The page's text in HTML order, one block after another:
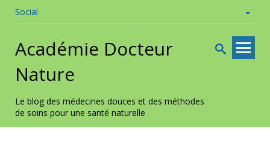
Social
Académie Docteur
Nature
Le blog des médecines douces et des méthodes
de soins pour une santé naturelle
Skip to
content